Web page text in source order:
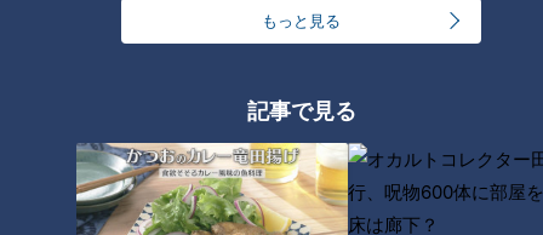
もっと見る
記事で見る
ボーナスも？介護士やドライバ
ーなどの業界で広がる“マッチョ
「8割近くクマゼミになってい
る」原因は地球温暖化? 関東に
突然タイヤが破裂⁉ 人間も吹き
飛ぶ威力… 暑い時期に多い“バー